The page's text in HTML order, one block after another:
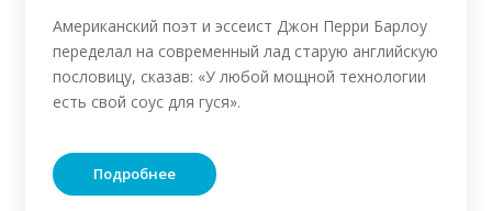
Американский поэт и эссеист Джон Перри Барлоу
переделал на современный лад старую английскую
пословицу, сказав: «У любой мощной технологии
есть свой соус для гуся».
Подробнее